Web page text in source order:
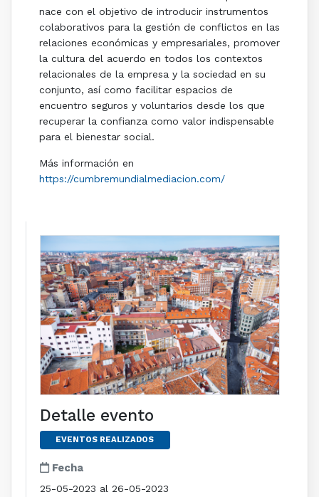
nace con el objetivo de introducir instrumentos
colaborativos para la gestión de conflictos en las
relaciones económicas y empresariales, promover
la cultura del acuerdo en todos los contextos
relacionales de la empresa y la sociedad en su
conjunto, así como facilitar espacios de
encuentro seguros y voluntarios desde los que
recuperar la confianza como valor indispensable
para el bienestar social.
Más información en
https://cumbremundialmediacion.com/
Detalle evento
EVENTOS REALIZADOS
Fecha
25-05-2023 al 26-05-2023